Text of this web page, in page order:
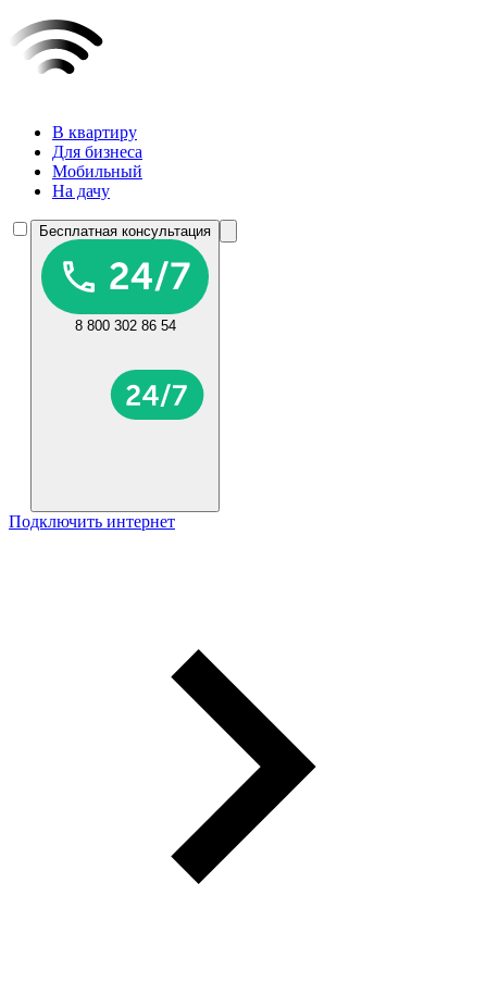
В квартиру
Для бизнеса
Мобильный
На дачу
Бесплатная консультация
8 800 302 86 54
Подключить интернет